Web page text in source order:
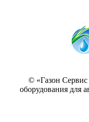
© «Газон Сервис
оборудования для